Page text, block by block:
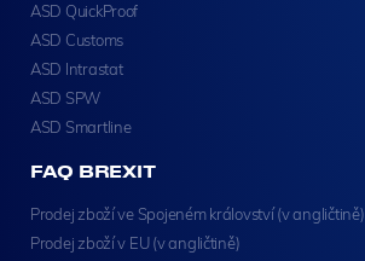
ASD QuickProof
ASD Customs
ASD Intrastat
ASD SPW
ASD Smartline
FAQ BREXIT
Prodej zboží ve Spojeném království (v angličtině)
Prodej zboží v EU (v angličtině)